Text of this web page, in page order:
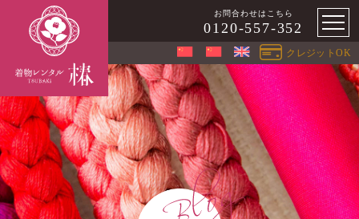
お問合わせはこちら
0120-557-352
クレジットOK